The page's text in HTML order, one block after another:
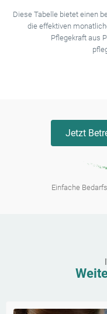
Diese Tabelle bietet einen
die effektiven
Pflegekraft aus
Jetzt
Einfache